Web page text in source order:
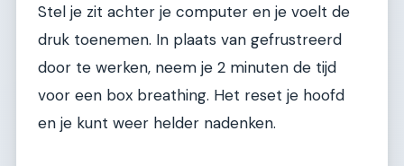
Stel je zit achter je computer en je voelt de
druk toenemen. In plaats van gefrustreerd
door te werken, neem je 2 minuten de tijd
voor een box breathing. Het reset je hoofd
en je kunt weer helder nadenken.